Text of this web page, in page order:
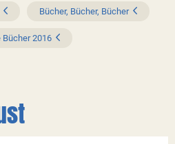
Bücher, Bücher, Bücher
Bücher 2016